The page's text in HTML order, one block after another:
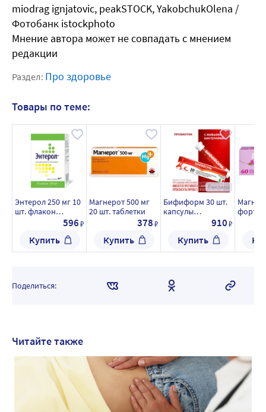
miodrag ignjatovic, peakSTOCK, YakobchukOlena /
Фотобанк istockphoto
Мнение автора может не совпадать с мнением
редакции
Раздел: Про здоровье
Товары по теме:
Энтерол 250 мг 10
шт. флакон
596₽
Купить
Магнерот 500 мг
20 шт. таблетки
378₽
Купить
Реклама
Бифиформ 30 шт.
капсулы
кишечнораствори
910₽
Купить
форте
Поделиться:
Читайте также